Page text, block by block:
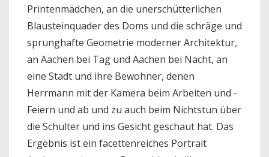
Printenmädchen, an die unerschütterlichen
Blausteinquader des Doms und die schräge und
sprunghafte Geometrie moderner Architektur,
an Aachen bei Tag und Aachen bei Nacht, an
eine Stadt und ihre Bewohner, denen
Herrmann mit der Kamera beim Arbeiten und ­
Feiern und ab und zu auch beim Nichtstun über
die Schulter und ins Gesicht geschaut hat. Das
Ergebnis ist ein facettenreiches Portrait